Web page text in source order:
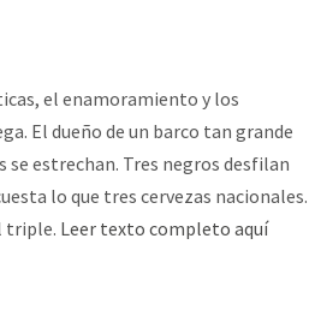
el enamoramiento y los
El dueño de un barco tan grande
se estrechan. Tres negros desfilan
lo que tres cervezas nacionales.
triple. Leer texto completo aquí